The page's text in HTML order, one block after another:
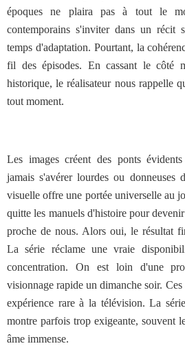
époques ne plaira pas à tout le
contemporains s'inviter dans un récit
temps d'adaptation. Pourtant, la
fil des épisodes. En cassant le côté
historique, le réalisateur nous rappelle
tout moment.
Les images créent des ponts
jamais s'avérer lourdes ou donneuses
visuelle offre une portée universelle au
quitte les manuels d'histoire pour
proche de nous. Alors oui, le résultat
La série réclame une vraie
concentration. On est loin d'une
visionnage rapide un dimanche soir.
expérience rare à la télévision. La
montre parfois trop exigeante, souvent
âme immense.